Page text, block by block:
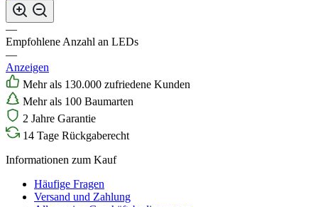
—
Empfohlene Anzahl an LEDs
—
Anzeigen
Mehr als 130.000 zufriedene Kunden
Mehr als 100 Baumarten
2 Jahre Garantie
14 Tage Rückgaberecht
Informationen zum Kauf
Häufige Fragen
Versand und Zahlung